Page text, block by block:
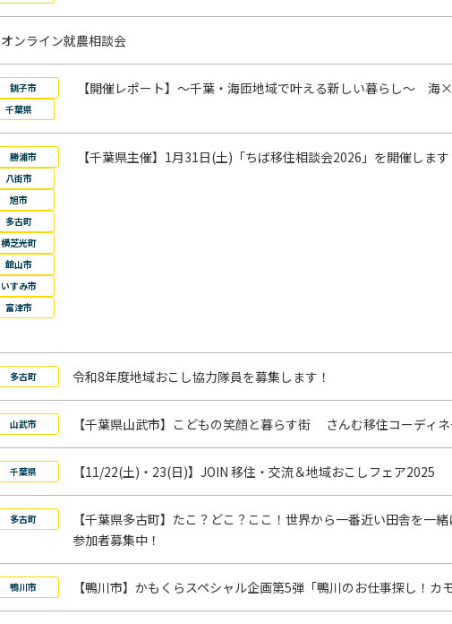
オンライン就農相談会
銚子市
千葉県
【開催レポート】～千葉・海匝地域で叶える新しい暮らし～ 海
勝浦市
八街市
旭市
多古町
横芝光町
館山市
いすみ市
富津市
【千葉県主催】1月31日(土)「ちば移住相談会2026」を開催します
多古町 令和8年度地域おこし協力隊員を募集します！
山武市 【千葉県山武市】こどもの笑顔と暮らす街 さんむ移住コーディネ
千葉県 【11/22(土)・23(日)】JOIN 移住・交流＆地域おこしフェア2025
多古町
【千葉県多古町】たこ？どこ？ここ！世界から一番近い田舎を一
参加者募集中！
鴨川市 【鴨川市】かもくらスペシャル企画第5弾「鴨川のお仕事探し！カ